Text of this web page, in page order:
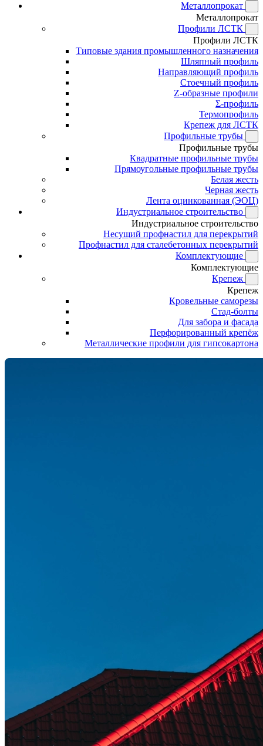
Металлопрокат
Металлопрокат
Профили ЛСТК
Профили ЛСТК
Типовые здания промышленного назначения
Шляпный профиль
Направляющий профиль
Стоечный профиль
Z-образные профили
Σ-профиль
Термопрофиль
Крепеж для ЛСТК
Профильные трубы
Профильные трубы
Квадратные профильные трубы
Прямоугольные профильные трубы
Белая жесть
Черная жесть
Лента оцинкованная (ЭОЦ)
Индустриальное строительство
Индустриальное строительство
Несущий профнастил для перекрытий
Профнастил для сталебетонных перекрытий
Комплектующие
Комплектующие
Крепеж
Крепеж
Кровельные саморезы
Стад-болты
Для забора и фасада
Перфорированный крепёж
Металлические профили для гипсокартона